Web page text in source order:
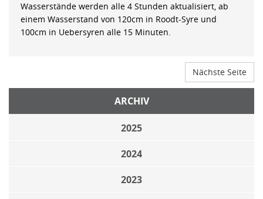
Wasserstände werden alle 4 Stunden aktualisiert, ab
einem Wasserstand von 120cm in Roodt-Syre und
100cm in Uebersyren alle 15 Minuten.
Nächste Seite
ARCHIV
2025
2024
2023